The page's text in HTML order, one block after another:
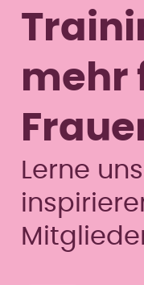
mehr
Lerne